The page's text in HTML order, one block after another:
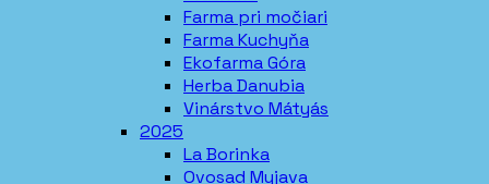
Farma pri močiari
Farma Kuchyňa
Ekofarma Góra
Herba Danubia
Vinárstvo Mátyás
2025
La Borinka
Ovosad Myjava